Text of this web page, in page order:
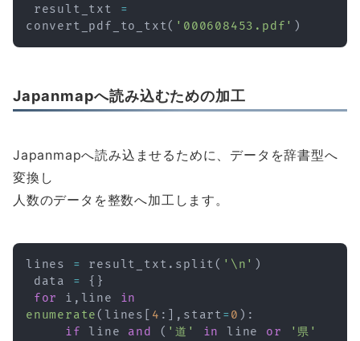
result_txt =
convert_pdf_to_txt( '000608453.pdf' )
Japanmapへ読み込むための加工
Japanmapへ読み込ませるために、データを辞書型へ
変換し
人数のデータを整数へ加工します。
lines = result_txt . split ( '\n' )
data = { }
for
i , line in
enumerate ( lines 4 : , start=0 ) :
if line and ( '道' in line or
'県'